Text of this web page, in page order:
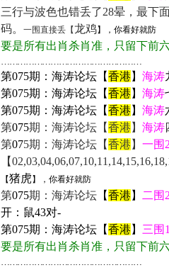
三行与波色也错丢了28晕，最下
码。 一围直接丢【龙鸡】，你看好就防
要是所有出肖杀肖准，只留下前
……………………………………………
第075期：海涛论坛【香港 】 海涛
第075期：海涛论坛【香港 】 海涛
第075期：海涛论坛【香港 】 海涛
第075期：海涛论坛【香港 】 海涛
第075期：海涛论坛【香港 】 一围
【
【猪虎】，你看好就防
第075期：海涛论坛 【香港 】
二围
开： 鼠43对-
第075期：海涛论坛【香港 】 三围
要是所有出肖杀肖准，只留下前
……………………………………………